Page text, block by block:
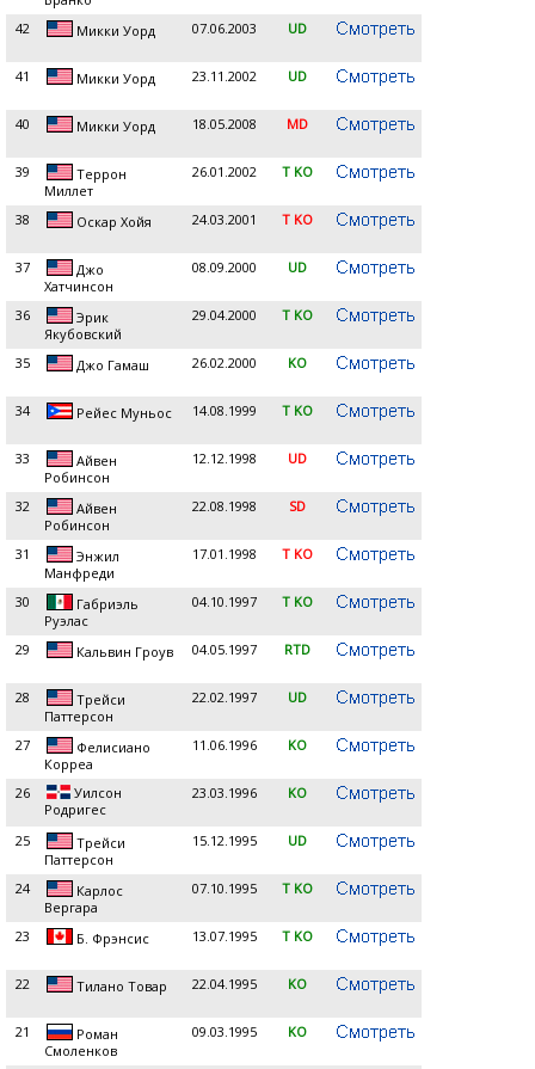
42
Микки Уорд 07.06.2003 UD
41 Микки Уорд 23.11.2002 UD
40 Микки Уорд 18.05.2008 MD
39
Террон
Миллет
26.01.2002 T KO
38 Оскар Хойя 24.03.2001 T KO
37
Джо
Хатчинсон
08.09.2000 UD
36
Эрик
Якубовский
29.04.2000 T KO
35 Джо Гамаш 26.02.2000 KO
34 Рейес Муньос 14.08.1999 T KO
33
Айвен
Робинсон
12.12.1998 UD
32
Айвен
Робинсон
22.08.1998 SD
31
Энжил
Манфреди
17.01.1998 T KO
30
Габриэль
Руэлас
04.10.1997 T KO
29 Кальвин Гроув 04.05.1997 RTD
28
Трейси
Паттерсон
22.02.1997 UD
27
Фелисиано
Корреа
11.06.1996 KO
26
Уилсон
Родригес
23.03.1996 KO
25
Трейси
Паттерсон
15.12.1995 UD
24
Карлос
Вергара
07.10.1995 T KO
23 Б. Фрэнсис 13.07.1995 T KO
22 Тилано Товар 22.04.1995 KO
21
Роман
Смоленков
09.03.1995 KO